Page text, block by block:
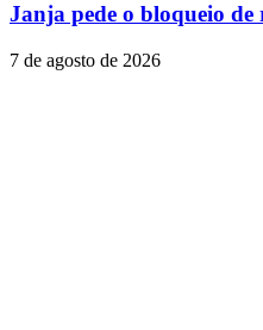
Janja pede o bloqueio de
7 de agosto de 2026